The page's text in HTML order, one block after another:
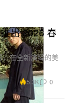
出 2026 春
在全新演绎的美
5.3K 0